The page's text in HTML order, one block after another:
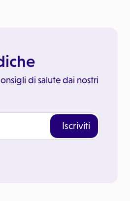
di salute dai nostri
Iscriviti